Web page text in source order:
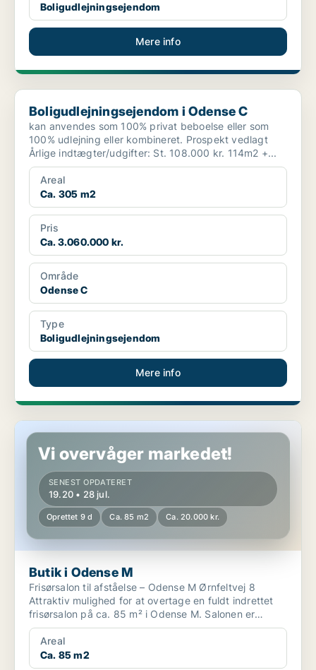
Boligudlejningsejendom
Mere info
Boligudlejningsejendom i Odense C
Boligudlejningsejendom i Odense C
kan anvendes som 100% privat beboelse eller som
100% udlejning eller kombineret. Prospekt vedlagt
Årlige indtægter/udgifter: St. 108.000 kr. 114m2 +...
Areal
Ca. 305 m2
Pris
Ca. 3.060.000 kr.
Område
Odense C
Type
Boligudlejningsejendom
Mere info
Butik i Odense M
Vi overvåger markedet!
SENEST OPDATERET
19.20 • 28 jul.
Oprettet 9 d Ca. 85 m2 Ca. 20.000 kr.
Butik i Odense M
Frisørsalon til afståelse – Odense M Ørnfeltvej 8
Attraktiv mulighed for at overtage en fuldt indrettet
frisørsalon på ca. 85 m² i Odense M. Salonen er
mod...
Areal
Ca. 85 m2